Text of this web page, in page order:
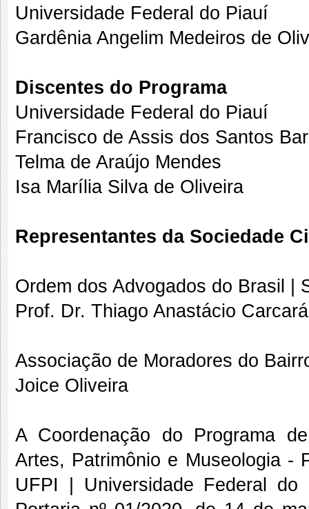
Universidade Federal do Piauí
Gardênia Angelim Medeiros de
Discentes do Programa
Universidade Federal do Piauí
Francisco de Assis dos Santos
Telma de Araújo Mendes
Isa Marília Silva de Oliveira
Representantes da Sociedade
Ordem dos Advogados do Brasil |
Prof. Dr. Thiago Anastácio Carcará
Associação de Moradores do
Joice Oliveira
A Coordenação do Programa
Artes, Patrimônio e Museologia -
UFPI | Universidade Federal